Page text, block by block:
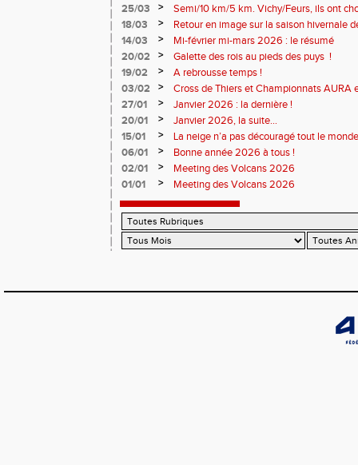
25/03
>
Semi/10 km/5 km. Vichy/Feurs, ils ont
18/03
>
Retour en image sur la saison hivernale
14/03
>
Mi-février mi-mars 2026 : le résumé
20/02
>
Galette des rois au pieds des puys !
19/02
>
A rebrousse temps !
03/02
>
Cross de Thiers et Championnats AURA
27/01
>
Janvier 2026 : la dernière !
20/01
>
Janvier 2026, la suite...
15/01
>
La neige n’a pas découragé tout le
06/01
>
Bonne année 2026 à tous !
02/01
>
Meeting des Volcans 2026
01/01
> Meeting des Volcans 2026